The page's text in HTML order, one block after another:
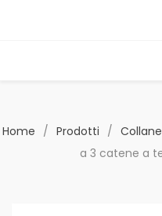
Home / Prodotti /
a 3 catene a